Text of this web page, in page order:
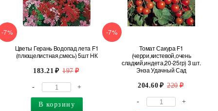
-7%
Цветы Герань Водопад лета F1
(плющелистная,смесь) 5шт НК
183.21 197
- +
В корзину
-7%
Томат Сакура F1
(черри,кистевой,очень
сладкий,индета,20-25гр) 3 шт.
Энза Удачный Сад
204.60 220
- +